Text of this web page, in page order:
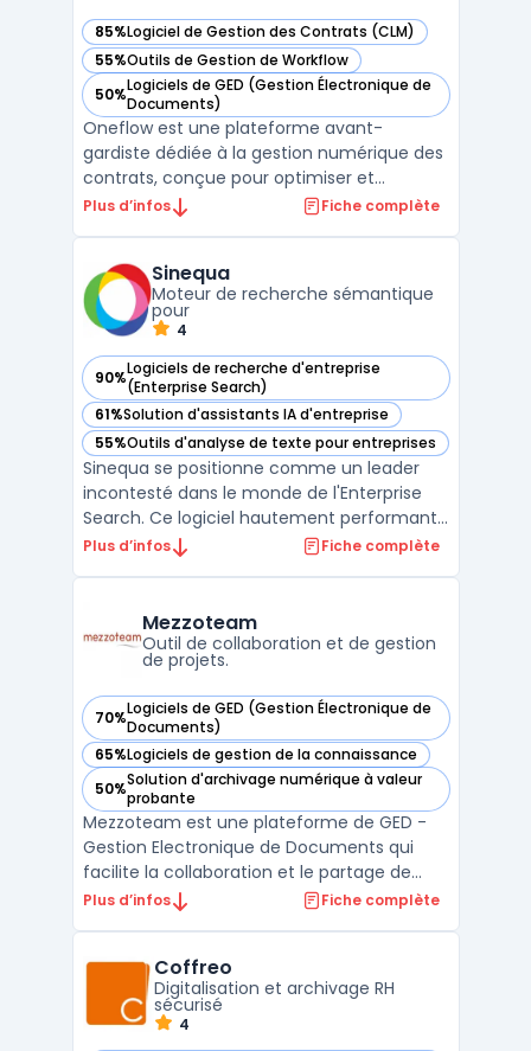
85%Logiciel de Gestion des Contrats (CLM)
— voir Oneflow dans cette catégorie
55%Outils de Gestion de Workflow
— voir Oneflow dans cette catégorie
50%Logiciels de GED (Gestion Électronique de
Documents)
— voir Oneflow dans cette catégorie
Oneflow est une plateforme avant-
gardiste dédiée à la gestion numérique des
contrats, conçue pour optimiser et
sécuriser les processus contractuels des
une grande facilité, grâce à des modèles
interactifs et une édition ...
Plus d’infos Fiche complète
Sinequa
Moteur de recherche sémantique
pour
4
90%Logiciels de recherche d'entreprise
(Enterprise Search)
— voir Sinequa dans cette catégorie
61%Solution d'assistants IA d'entreprise
— voir Sinequa dans cette catégorie
55%Outils d'analyse de texte pour entreprises
— voir Sinequa dans cette catégorie
Sinequa se positionne comme un leader
incontesté dans le monde de l'Enterprise
Search. Ce logiciel hautement performant
facilite une analyse précise et approfondie
cruciales en un temps record. La première
partie de la ...
Plus d’infos Fiche complète
Mezzoteam
Outil de collaboration et de gestion
de projets.
70%Logiciels de GED (Gestion Électronique de
Documents)
— voir Mezzoteam dans cette catégorie
65%Logiciels de gestion de la connaissance
— voir Mezzoteam dans cette catégorie
50%Solution d'archivage numérique à valeur
probante
— voir Mezzoteam dans cette catégorie
Mezzoteam est une plateforme de GED -
Gestion Electronique de Documents qui
facilite la collaboration et le partage de
fichiers au sein des entreprises. Elle permet
La solution offre également des
fonctionnalités te ...
Plus d’infos Fiche complète
Coffreo
Digitalisation et archivage RH
sécurisé
4